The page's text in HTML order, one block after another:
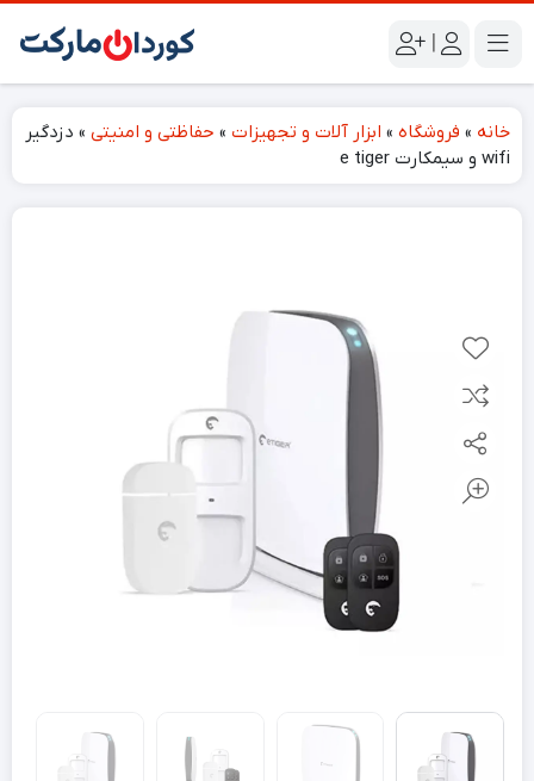
|
خانه » فروشگاه » ابزار آلات و تجهیزات » حفاظتی و امنیتی » دزدگیر
wifi و سیمکارت e tiger